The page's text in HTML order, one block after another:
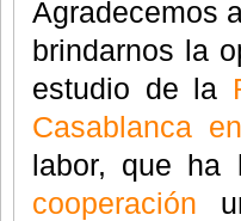
Agradecemos
brindarnos la
estudio de la
Casablanca
labor, que ha
cooperación